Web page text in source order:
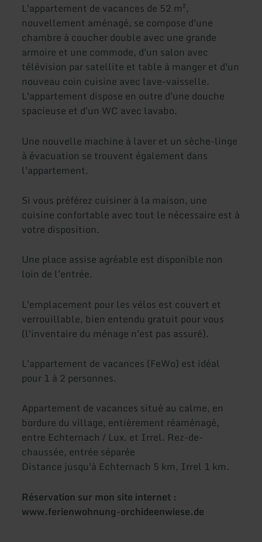
L'appartement de vacances de 52 m²,
nouvellement aménagé, se compose d'une
chambre à coucher double avec une grande
armoire et une commode, d'un salon avec
télévision par satellite et table à manger et d'un
nouveau coin cuisine avec lave-vaisselle.
L'appartement dispose en outre d'une douche
spacieuse et d'un WC avec lavabo.
Une nouvelle machine à laver et un sèche-linge
à évacuation se trouvent également dans
l'appartement.
Si vous préférez cuisiner à la maison, une
cuisine confortable avec tout le nécessaire est à
votre disposition.
Une place assise agréable est disponible non
loin de l'entrée.
L'emplacement pour les vélos est couvert et
verrouillable, bien entendu gratuit pour vous
(l'inventaire du ménage n'est pas assuré).
L'appartement de vacances (FeWo) est idéal
pour 1 à 2 personnes.
Appartement de vacances situé au calme, en
bordure du village, entièrement réaménagé,
entre Echternach / Lux. et Irrel. Rez-de-
chaussée, entrée séparée
Distance jusqu'à Echternach 5 km, Irrel 1 km.
Réservation sur mon site internet :
www.ferienwohnung-orchideenwiese.de